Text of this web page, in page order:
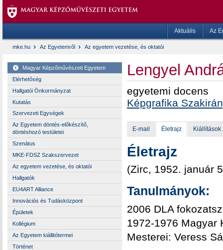
Aktuális Az
mke.hu Az Egyetemről Az egyetem vezetése, és oktatói
Magyar Képzőművészeti Egyetem
Elérhetõség
Hallgatói Önkormányzat
Kutatás
Szervezeti Egységek
Az Egyetem döntés-előkészítő,
döntéshozó testületei
Szenátus
MKE-FDSZ Szakszervezet
Az egyetem vezetése, és oktatói
Hallgatók
EU4ART Alliance
Innovációs és Tudásközpont
Épületek
Kollégium
Az Egyetem kiállitótermei
Történet
Lengyel
egyetemi docens
Képgrafika
E-mail Életrajz Kiállítások
Életrajz
(Zirc, 1952. január
Tanulmányok:
2006 DLA
1972-1976 Magyar
Mesterei: Veress